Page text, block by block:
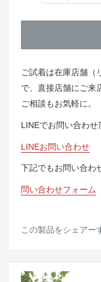
ご試着は在庫店舗（
で、直接店舗にご来
ご相談もお気軽に。
LINEでお問い合わせ
LINEお問い合わせ
下記でもお問い合わ
問い合わせフォーム
この製品をシェアー